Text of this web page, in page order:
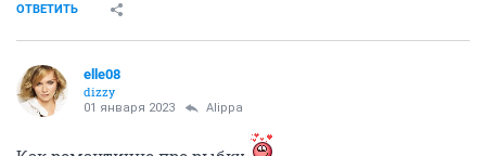
ОТВЕТИТЬ
elle08
dizzy
01 января 2023 Alippa